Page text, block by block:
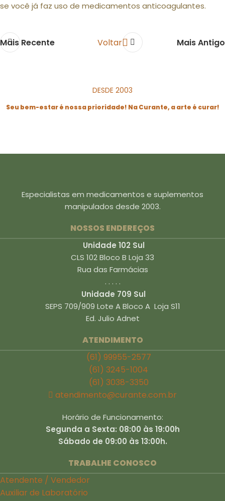
se você já faz uso de medicamentos anticoagulantes.
Mais Recente Voltar Mais Antigo
DESDE 2003
Seu bem-estar é nossa prioridade! Na Curante, a arte é curar!
Especialistas em medicamentos e suplementos
manipulados desde 2003.
NOSSOS ENDEREÇOS
Unidade 102 Sul
CLS 102 Bloco B Loja 33
Rua das Farmácias
. . . . .
Unidade 709 Sul
SEPS 709/909 Lote A Bloco A Loja S11
Ed. Julio Adnet
ATENDIMENTO
(61) 99955-2577
(61) 3245-1004
(61) 3038-3350
atendimento@curante.com.br
Horário de Funcionamento:
Segunda a Sexta: 08:00 às 19:00h
Sábado de 09:00 às 13:00h.
TRABALHE CONOSCO
Atendente / Vendedor
Auxiliar de Laboratório